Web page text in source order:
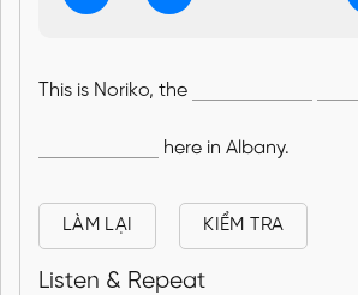
This is Noriko, the
here in Albany.
LÀM LẠI KIỂM TRA
Listen & Repeat